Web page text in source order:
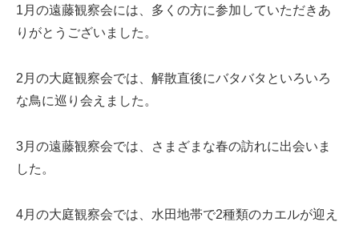
1月の遠藤観察会には、多くの方に参加していただきあ
りがとうございました。
2月の大庭観察会では、解散直後にバタバタといろいろ
な鳥に巡り会えました。
3月の遠藤観察会では、さまざまな春の訪れに出会いま
した。
4月の大庭観察会では、水田地帯で2種類のカエルが迎え